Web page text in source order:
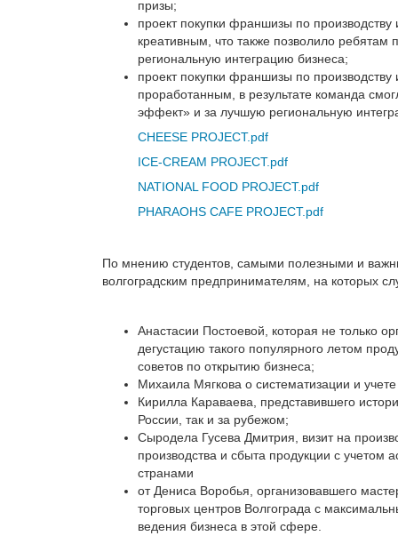
призы;
проект покупки франшизы по
креативным, что также позволило
региональную интеграцию бизнеса;
проект покупки франшизы по
проработанным, в результате команда
эффект» и за лучшую региональную
CHEESE PROJECT.pdf
ICE-CREAM PROJECT.pdf
NATIONAL FOOD PROJECT.pdf
PHARAOHS CAFE PROJECT.pdf
По мнению студентов, самыми полезными и
волгоградским предпринимателям, на которых
Анастасии Постоевой, которая не только
дегустацию такого популярного летом
советов по открытию бизнеса;
Михаила Мягкова о систематизации и
Кирилла Караваева, представившего
России, так и за рубежом;
Сыродела Гусева Дмитрия, визит на
производства и сбыта продукции с учетом
странами
от Дениса Воробья, организовавшего
торговых центров Волгограда с
ведения бизнеса в этой сфере.